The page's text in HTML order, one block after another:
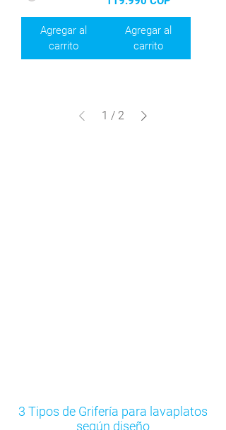
Agregar al
carrito
Agregar al
carrito
1 / 2
3 Tipos de Grifería para lavaplatos
según diseño